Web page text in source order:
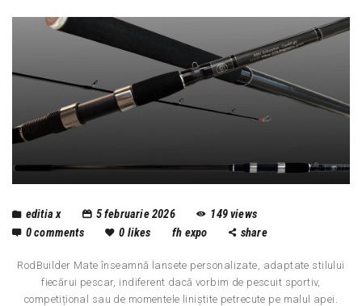
editia x 5 februarie 2026 149views
0comments 0 likes fh expo share
RodBuilder Mate înseamnă lansete personalizate, adaptate stilului
fiecărui pescar, indiferent dacă vorbim de pescuit sportiv,
competițional sau de momentele liniștite petrecute pe malul apei.